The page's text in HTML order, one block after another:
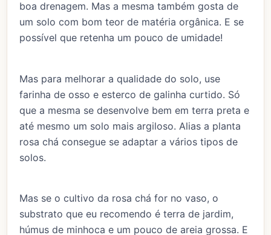
boa drenagem. Mas a mesma também gosta de
um solo com bom teor de matéria orgânica. E se
possível que retenha um pouco de umidade!
Mas para melhorar a qualidade do solo, use
farinha de osso e esterco de galinha curtido. Só
que a mesma se desenvolve bem em terra preta e
até mesmo um solo mais argiloso. Alias a planta
rosa chá consegue se adaptar a vários tipos de
solos.
Mas se o cultivo da rosa chá for no vaso, o
substrato que eu recomendo é terra de jardim,
húmus de minhoca e um pouco de areia grossa. E